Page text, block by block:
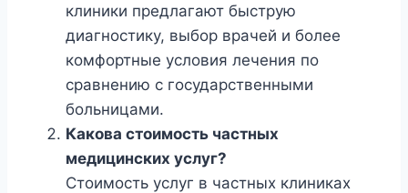
клиники предлагают быструю
диагностику, выбор врачей и более
комфортные условия лечения по
сравнению с государственными
больницами.
Какова стоимость частных
медицинских услуг?
Стоимость услуг в частных клиниках